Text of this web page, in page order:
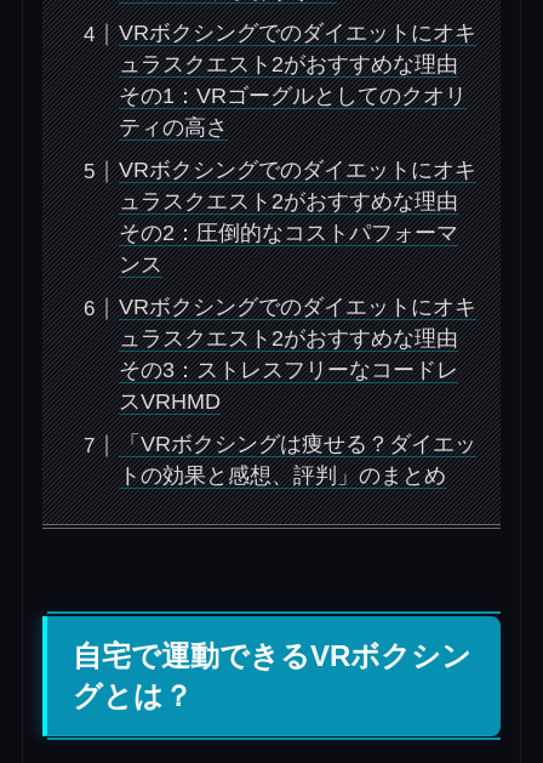
VRボクシングでのダイエットにオキ
ュラスクエスト2がおすすめな理由
その1：VRゴーグルとしてのクオリ
ティの高さ
VRボクシングでのダイエットにオキ
ュラスクエスト2がおすすめな理由
その2：圧倒的なコストパフォーマ
ンス
VRボクシングでのダイエットにオキ
ュラスクエスト2がおすすめな理由
その3：ストレスフリーなコードレ
スVRHMD
「VRボクシングは痩せる？ダイエッ
トの効果と感想、評判」のまとめ
自宅で運動できるVRボクシン
グとは？